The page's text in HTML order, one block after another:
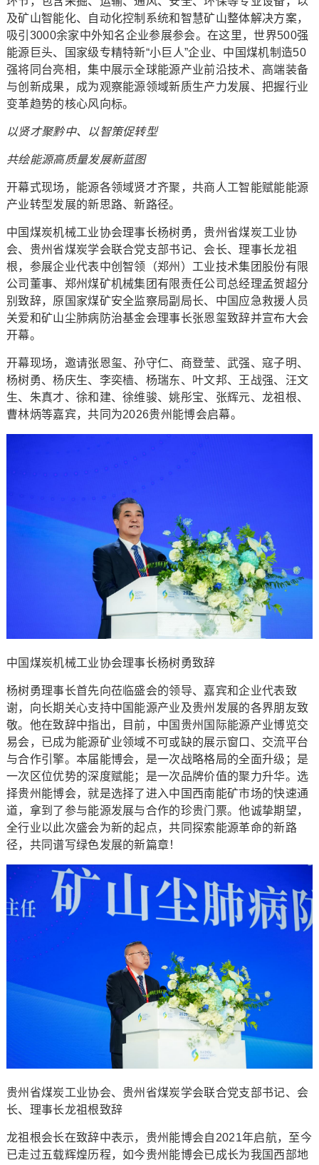
及矿山智能化、自动化控制系统和智慧矿山整体解决方案，
吸引3000余家中外知名企业参展参会。在这里，世界500强
能源巨头、国家级专精特新“小巨人”企业、中国煤机制造50
强将同台亮相，集中展示全球能源产业前沿技术、高端装备
与创新成果，成为观察能源领域新质生产力发展、把握行业
变革趋势的核心风向标。
以贤才聚黔中、以智策促转型
共绘能源高质量发展新蓝图
开幕式现场，能源各领域贤才齐聚，共商人工智能赋能能源
产业转型发展的新思路、新路径。
中国煤炭机械工业协会理事长杨树勇，贵州省煤炭工业协
会、贵州省煤炭学会联合党支部书记、会长、理事长龙祖
根，参展企业代表中创智领（郑州）工业技术集团股份有限
公司董事、郑州煤矿机械集团有限责任公司总经理孟贺超分
别致辞，原国家煤矿安全监察局副局长、中国应急救援人员
关爱和矿山尘肺病防治基金会理事长张恩玺致辞并宣布大会
开幕。
开幕现场，邀请张恩玺、孙守仁、商登莹、武强、寇子明、
杨树勇、杨庆生、李奕樯、杨瑞东、叶文邦、王战强、汪文
生、朱真才、徐和建、徐维骏、姚彤宝、张辉元、龙祖根、
曹林炳等嘉宾，共同为2026贵州能博会启幕。
中国煤炭机械工业协会理事长杨树勇致辞
杨树勇理事长首先向莅临盛会的领导、嘉宾和企业代表致
谢，向长期关心支持中国能源产业及贵州发展的各界朋友致
敬。他在致辞中指出，目前，中国贵州国际能源产业博览交
易会，已成为能源矿业领域不可或缺的展示窗口、交流平台
与合作引擎。本届能博会，是一次战略格局的全面升级；是
一次区位优势的深度赋能；是一次品牌价值的聚力升华。选
择贵州能博会，就是选择了进入中国西南能矿市场的快速通
道，拿到了参与能源发展与合作的珍贵门票。他诚挚期望，
全行业以此次盛会为新的起点，共同探索能源革命的新路
径，共同谱写绿色发展的新篇章！
贵州省煤炭工业协会、贵州省煤炭学会联合党支部书记、会
长、理事长龙祖根致辞
龙祖根会长在致辞中表示，贵州能博会自2021年启航，至今
已走过五载辉煌历程，如今贵州能博会已成长为我国西部地